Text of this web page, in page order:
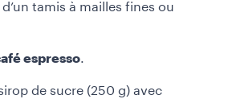
d’un tamis à mailles fines ou
espresso.
de sucre (250 g) avec